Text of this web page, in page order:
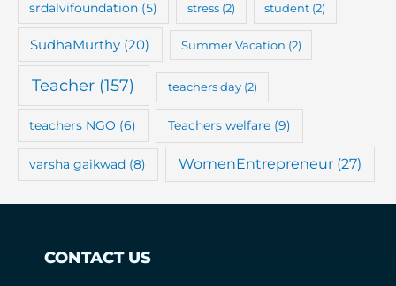
srdalvifoundation (5) stress (2) student (2)
SudhaMurthy (20) Summer Vacation (2)
Teacher (157) teachers day (2)
teachers NGO (6) Teachers welfare(9)
varsha gaikwad (8) WomenEntrepreneur (27)
CONTACT US